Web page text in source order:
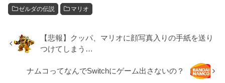
ゼルダの伝説 マリオ
【悲報】クッパ、マリオに顔写真入りの手紙を送り
つけてしまう…
ナムコってなんでSwitchにゲーム出さないの？